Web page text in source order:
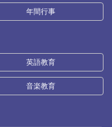
年間行事
英語教育
音楽教育